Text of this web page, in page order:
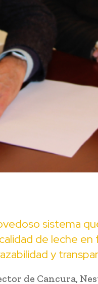
sistema
de leche en
y
de Cancura,